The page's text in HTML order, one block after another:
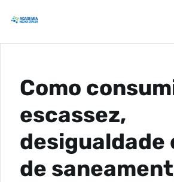
Como
escassez,
desigualdade
de